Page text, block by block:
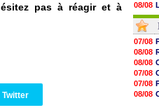
pas à réagir et à
Twitter
08/08
08/08
08/08
08/08
08/08
08/08
08/08
08/08
08/08
08/08
07/08
08/08
08/08
07/08
07/08
08/08